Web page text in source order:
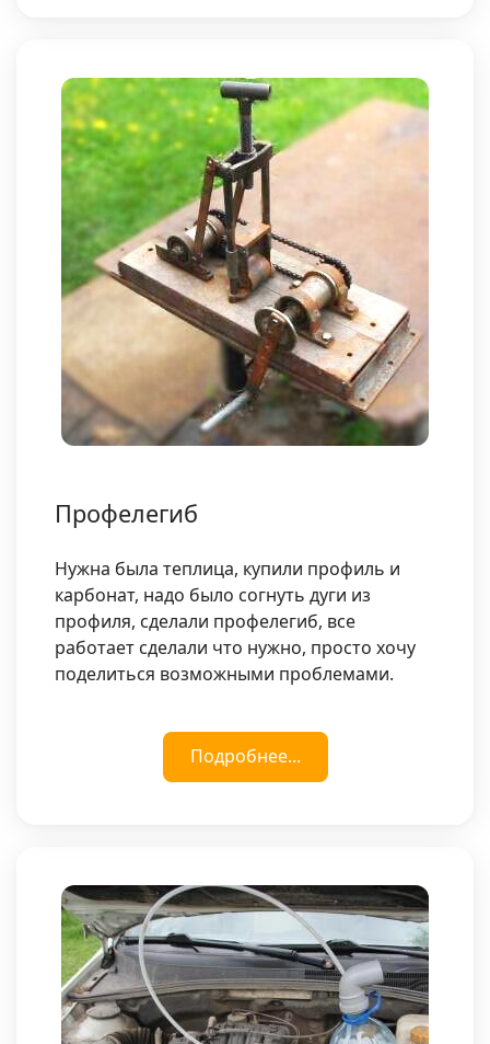
Профелегиб
Нужна была теплица, купили профиль и
карбонат, надо было согнуть дуги из
профиля, сделали профелегиб, все
работает сделали что нужно, просто хочу
поделиться возможными проблемами.
Подробнее...